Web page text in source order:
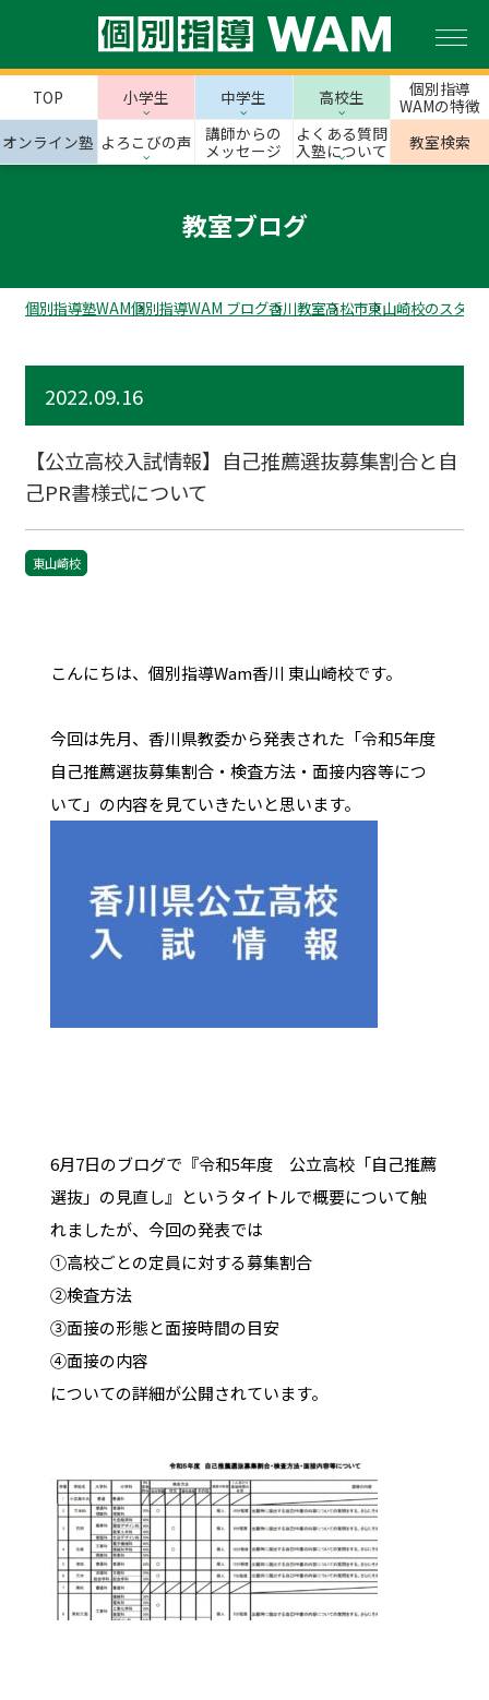
TOP 小学生 中学生 高校生
個別指導
WAMの特徴
オンライン塾 よろこびの声
講師からの
メッセージ
よくある質問
入塾について
教室検索
教室ブログ
個別指導塾WAM個別指導WAM ブログ香川教室高松市東山崎校のスタッ
2022.09.16
【公立高校入試情報】自己推薦選抜募集割合と自
己PR書様式について
東山崎校
こんにちは、個別指導Wam香川 東山崎校です。
今回は先月、香川県教委から発表された「令和5年度
自己推薦選抜募集割合・検査方法・面接内容等につ
いて」の内容を見ていきたいと思います。
6月7日のブログで『令和5年度 公立高校「自己推薦
選抜」の見直し』というタイトルで概要について触
れましたが、今回の発表では
①高校ごとの定員に対する募集割合
②検査方法
③面接の形態と面接時間の目安
④面接の内容
についての詳細が公開されています。